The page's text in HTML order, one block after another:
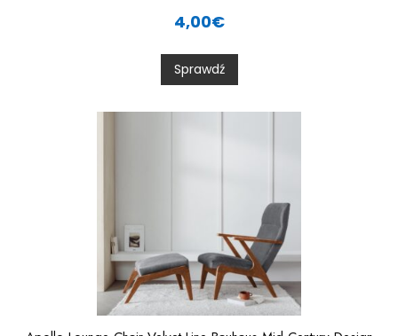
0
o
u
t
4,00€
Sprawdź